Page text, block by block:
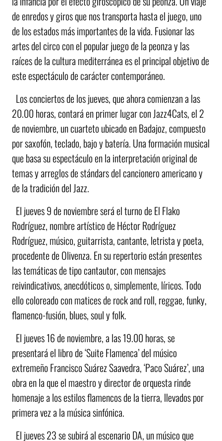
de enredos y giros que nos transporta hasta el juego, uno
de los estados más importantes de la vida. Fusionar las
artes del circo con el popular juego de la peonza y las
raíces de la cultura mediterránea es el principal objetivo de
este espectáculo de carácter contemporáneo.
Los conciertos de los jueves, que ahora comienzan a las
20.00 horas, contará en primer lugar con Jazz4Cats, el 2
de noviembre, un cuarteto ubicado en Badajoz, compuesto
por saxofón, teclado, bajo y batería. Una formación musical
que basa su espectáculo en la interpretación original de
temas y arreglos de stándars del cancionero americano y
de la tradición del Jazz.
El jueves 9 de noviembre será el turno de El Flako
Rodríguez, nombre artístico de Héctor Rodríguez
Rodríguez, músico, guitarrista, cantante, letrista y poeta,
procedente de Olivenza. En su repertorio están presentes
las temáticas de tipo cantautor, con mensajes
reivindicativos, anecdóticos o, simplemente, líricos. Todo
ello coloreado con matices de rock and roll, reggae, funky,
flamenco-fusión, blues, soul y folk.
El jueves 16 de noviembre, a las 19.00 horas, se
presentará el libro de ‘Suite Flamenca’ del músico
extremeño Francisco Suárez Saavedra, ‘Paco Suárez’, una
obra en la que el maestro y director de orquesta rinde
homenaje a los estilos flamencos de la tierra, llevados por
primera vez a la música sinfónica.
El jueves 23 se subirá al escenario DA, un músico que